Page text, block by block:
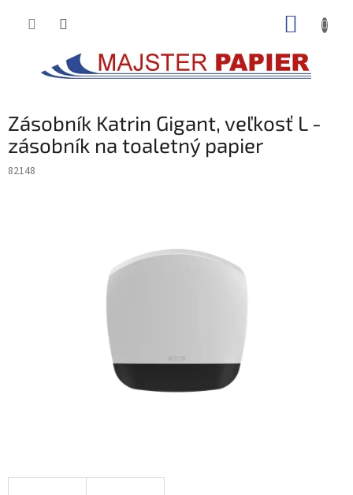
Zásobník Katrin Gigant, veľkosť L -
zásobník na toaletný papier
82148